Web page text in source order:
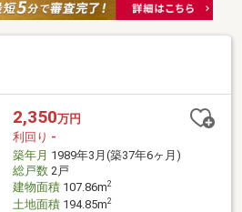
2,350万円
利回り -
築年月 1989年3月(築37年6ヶ月)
総戸数2戸
建物面積107.86m2
土地面積194.85m2